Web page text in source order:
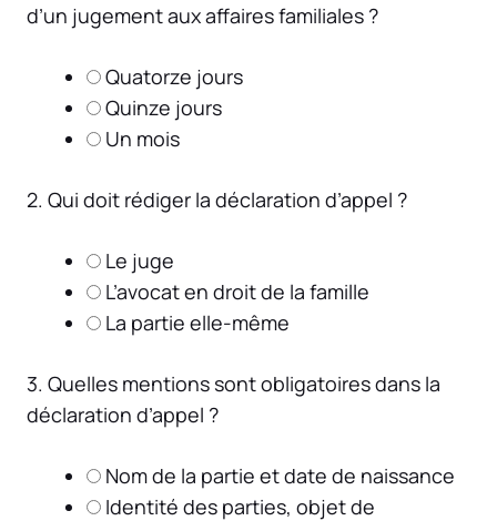
d’un jugement aux affaires familiales ?
Quatorze jours
Quinze jours
Un mois
2. Qui doit rédiger la déclaration d’appel ?
Le juge
L’avocat en droit de la famille
La partie elle-même
3. Quelles mentions sont obligatoires dans la
déclaration d’appel ?
Nom de la partie et date de naissance
Identité des parties, objet de